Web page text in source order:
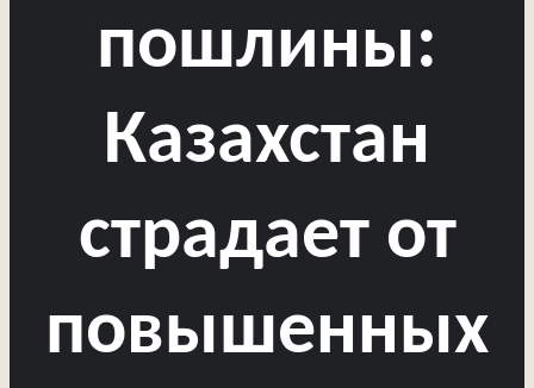
пошлины:
Казахстан
страдает от
повышенных